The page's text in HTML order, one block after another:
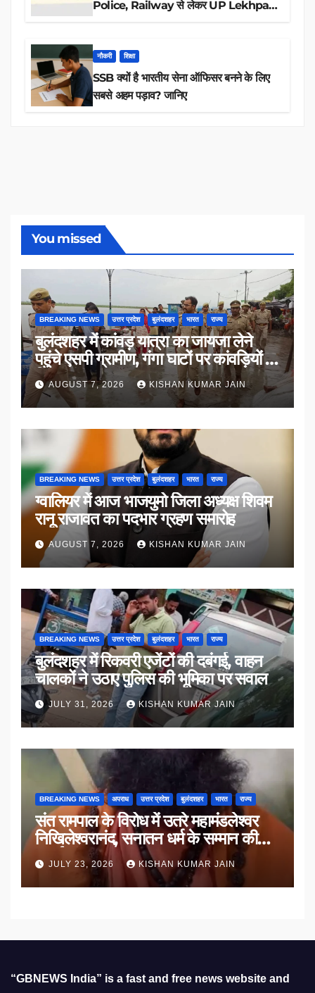
Police, Railway से लेकर UP Lekhpal
नौकरी शिक्षा
SSB क्यों है भारतीय सेना ऑफिसर बनने के लिए
सबसे अहम पड़ाव? जानिए
You missed
BREAKING NEWS उत्तर प्रदेश बुलंदशहर भारत राज्य
बुलंदशहर में कांवड़ यात्रा का जायजा लेने
पहुंचे एसपी ग्रामीण, गंगा घाटों पर कांवड़ियों से
किया संवाद
AUGUST 7, 2026 KISHAN KUMAR JAIN
BREAKING NEWS उत्तर प्रदेश बुलंदशहर भारत राज्य
ग्वालियर में आज भाजयुमो जिला अध्यक्ष शिवम
रानू राजावत का पदभार ग्रहण समारोह
AUGUST 7, 2026 KISHAN KUMAR JAIN
BREAKING NEWS उत्तर प्रदेश बुलंदशहर भारत राज्य
बुलंदशहर में रिकवरी एजेंटों की दबंगई, वाहन
चालकों ने उठाए पुलिस की भूमिका पर सवाल
JULY 31, 2026 KISHAN KUMAR JAIN
BREAKING NEWS अपराध उत्तर प्रदेश बुलंदशहर भारत राज्य
संत रामपाल के विरोध में उतरे महामंडलेश्वर
निखिलेश्वरानंद, सनातन धर्म के सम्मान की
उठाई मांग
JULY 23, 2026 KISHAN KUMAR JAIN
“GBNEWS India” is a fast and free news website and